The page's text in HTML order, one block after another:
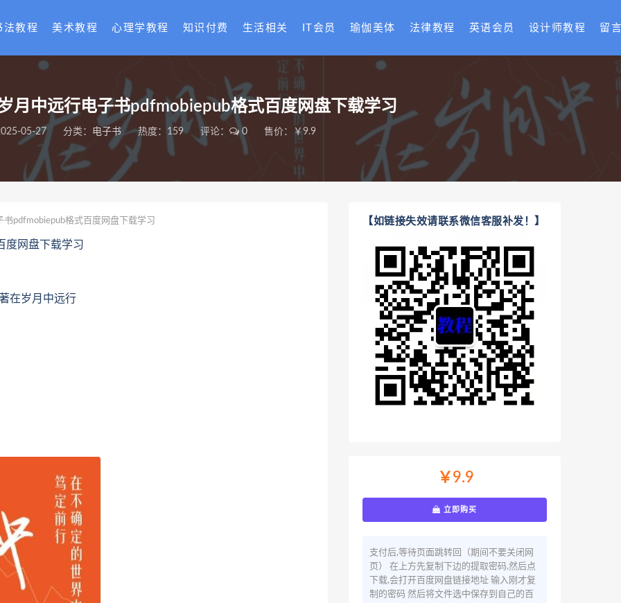
法教程 美术教程 心理学教程 知识付费 生活相关 IT会员 瑜伽美体 法律教程 英语会员 设计师教程 留
月中远行电子书pdfmobiepub格式百度网盘下载学习
05-27 分类： 电子书 热度：159 评论： 0 售价：￥9.9
书pdfmobiepub格式百度网盘下载学习
度网盘下载学习
在岁月中远行
【如链接失效请联系微信客服补发！】
￥9.9
立即购买
支付后,等待页面跳转回（期间不要关闭网
页） 在上方先复制下边的提取密码,然后点
下载,会打开百度网盘链接地址 输入刚才复
制的密码 然后将文件选中保存到自己的百